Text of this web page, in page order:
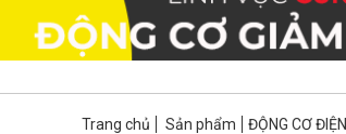
Trang chủ Sản phẩm ĐỘNG CƠ ĐIỆN